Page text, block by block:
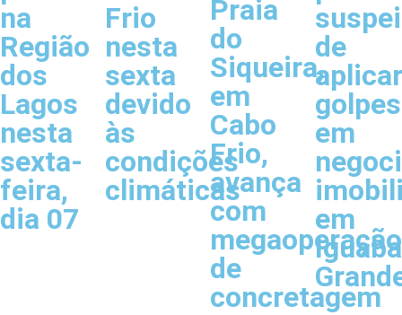
na
Região
dos
Lagos
nesta
sexta-
feira,
dia 07
Frio
nesta
sexta
devido
às
condições
climáticas
Praia
do
Siqueira,
em
Cabo
Frio,
avança
com
megaoperação
de
concretagem
de
aplicar
golpes
em
em
Iguaba